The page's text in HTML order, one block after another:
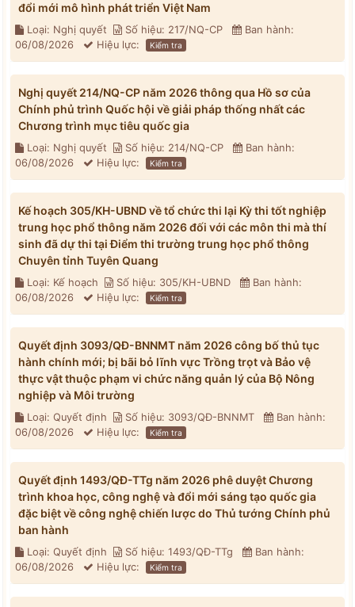
đổi mới mô hình phát triển Việt Nam
Loại: Nghị quyết Số hiệu: 217/NQ-CP
Ban hành:
06/08/2026
Hiệu lực: Kiểm tra
Nghị quyết 214/NQ-CP năm 2026 thông qua Hồ sơ của
Chính phủ trình Quốc hội về giải pháp thống nhất các
Chương trình mục tiêu quốc gia
Loại: Nghị quyết Số hiệu: 214/NQ-CP
Ban hành:
06/08/2026
Hiệu lực: Kiểm tra
Kế hoạch 305/KH-UBND về tổ chức thi lại Kỳ thi tốt nghiệp
trung học phổ thông năm 2026 đối với các môn thi mà thí
sinh đã dự thi tại Điểm thi trường trung học phổ thông
Chuyên tỉnh Tuyên Quang
Loại: Kế hoạch Số hiệu: 305/KH-UBND
Ban hành:
06/08/2026
Hiệu lực: Kiểm tra
Quyết định 3093/QĐ-BNNMT năm 2026 công bố thủ tục
hành chính mới; bị bãi bỏ lĩnh vực Trồng trọt và Bảo vệ
thực vật thuộc phạm vi chức năng quản lý của Bộ Nông
nghiệp và Môi trường
Loại: Quyết định Số hiệu: 3093/QĐ-BNNMT
Ban hành:
06/08/2026
Hiệu lực: Kiểm tra
Quyết định 1493/QĐ-TTg năm 2026 phê duyệt Chương
trình khoa học, công nghệ và đổi mới sáng tạo quốc gia
đặc biệt về công nghệ chiến lược do Thủ tướng Chính phủ
ban hành
Loại: Quyết định Số hiệu: 1493/QĐ-TTg
Ban hành:
06/08/2026
Hiệu lực: Kiểm tra